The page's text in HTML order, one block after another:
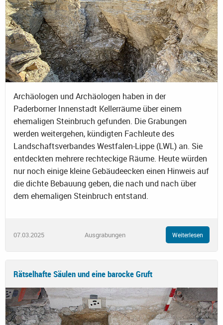
Archäologen und Archäologen haben in der
Paderborner Innenstadt Kellerräume über einem
ehemaligen Steinbruch gefunden. Die Grabungen
werden weitergehen, kündigten Fachleute des
Landschaftsverbandes Westfalen-Lippe (LWL) an. Sie
entdeckten mehrere rechteckige Räume. Heute würden
nur noch einige kleine Gebäudeecken einen Hinweis auf
die dichte Bebauung geben, die nach und nach über
dem ehemaligen Steinbruch entstand.
07.03.2025 Ausgrabungen Weiterlesen
Rätselhafte Säulen und eine barocke Gruft